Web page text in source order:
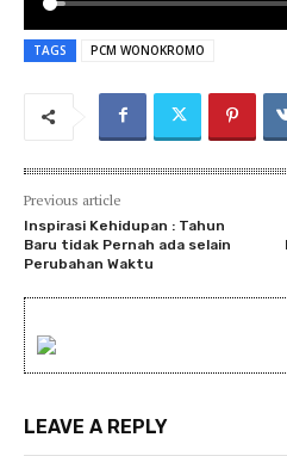
TAGS PCM WONOKROMO
Previous article
Inspirasi Kehidupan : Tahun
Baru tidak Pernah ada selain
Perubahan Waktu
LEAVE A REPLY